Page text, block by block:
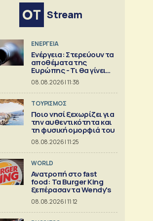
Stream
ΕΝΕΡΓΕΙΑ
Ενέργεια: Στερεύουν τα
αποθέματα της
Ευρώπης - Τι θα γίνει
τον χειμώνα
08.08.2026 | 11:38
ΤΟΥΡΙΣΜΟΣ
Ποιο νησί ξεχωρίζει για
την αυθεντικότητα και
τη φυσική ομορφιά του
08.08.2026 | 11:25
WORLD
Ανατροπή στο fast
food: Τα Burger King
ξεπέρασαν τα Wendy's
08.08.2026 | 11:12